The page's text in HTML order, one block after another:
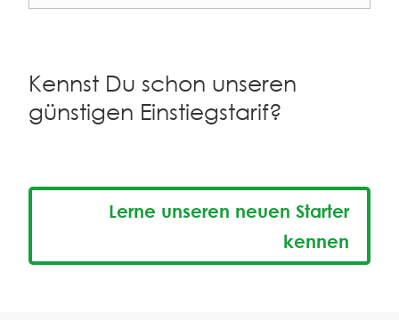
Kennst Du schon unseren
günstigen Einstiegstarif?
Lerne unseren neuen Starter
kennen